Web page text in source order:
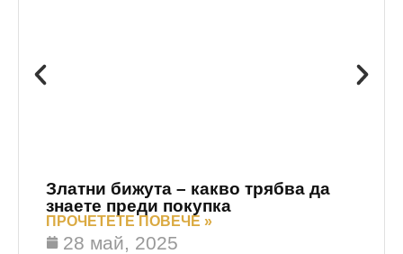
Златни бижута – какво трябва да
знаете преди покупка
ПРОЧЕТЕТЕ ПОВЕЧЕ »
28 май, 2025